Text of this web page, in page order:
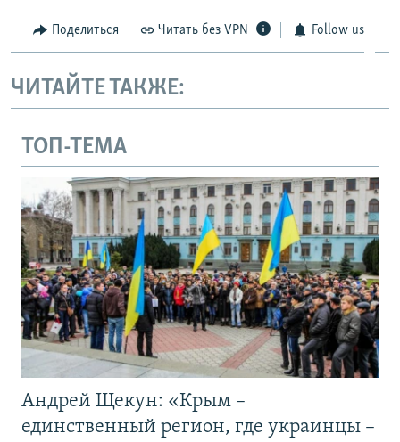
Поделиться Читать без VPN Follow us
ЧИТАЙТЕ ТАКЖЕ:
ТОП-ТЕМА
Андрей Щекун: «Крым –
единственный регион, где украинцы –